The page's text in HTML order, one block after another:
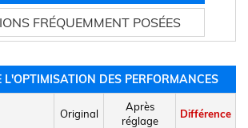
FRÉQUEMMENT POSÉES
L'OPTIMISATION DES PERFORMANCES
Original
Après
réglage
Différence